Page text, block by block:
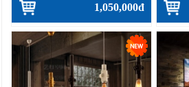
1,050,000đ